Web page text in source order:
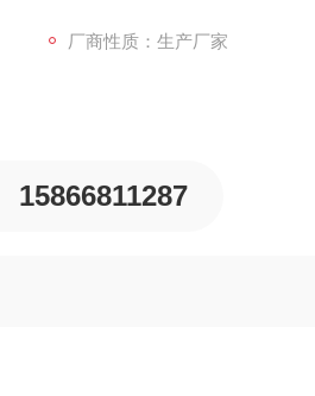
厂商性质：生产厂家
15866811287